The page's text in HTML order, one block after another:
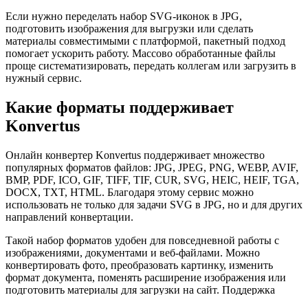
Если нужно переделать набор SVG-иконок в JPG,
подготовить изображения для выгрузки или сделать
материалы совместимыми с платформой, пакетный подход
помогает ускорить работу. Массово обработанные файлы
проще систематизировать, передать коллегам или загрузить в
нужный сервис.
Какие форматы поддерживает
Konvertus
Онлайн конвертер Konvertus поддерживает множество
популярных форматов файлов: JPG, JPEG, PNG, WEBP, AVIF,
BMP, PDF, ICO, GIF, TIFF, TIF, CUR, SVG, HEIC, HEIF, TGA,
DOCX, TXT, HTML. Благодаря этому сервис можно
использовать не только для задачи SVG в JPG, но и для других
направлений конвертации.
Такой набор форматов удобен для повседневной работы с
изображениями, документами и веб-файлами. Можно
конвертировать фото, преобразовать картинку, изменить
формат документа, поменять расширение изображения или
подготовить материалы для загрузки на сайт. Поддержка